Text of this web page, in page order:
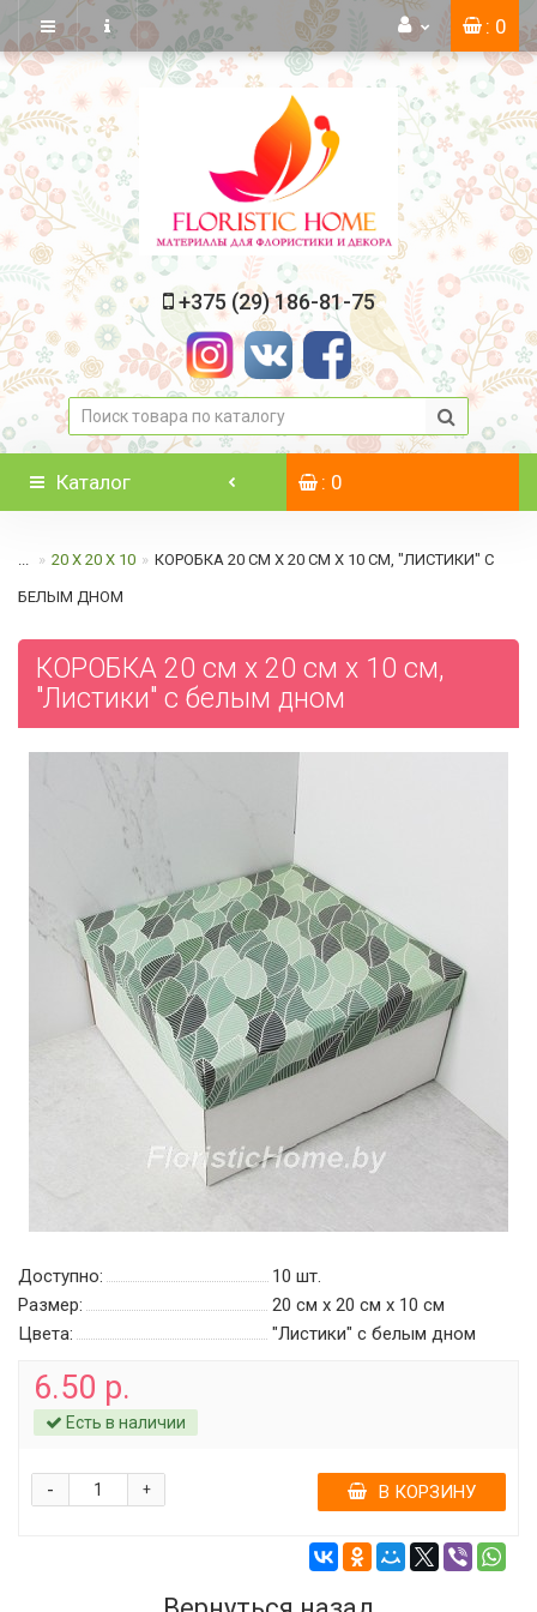
: 0
+375 (29) 186-81-75
Каталог : 0
... 20 Х 20 Х 10 КОРОБКА 20 СМ Х 20 СМ Х 10 СМ, "ЛИСТИКИ" C
БЕЛЫМ ДНОМ
КОРОБКА 20 см х 20 см х 10 см,
"Листики" c белым дном
Доступно: 10 шт.
Размер:
20 см х 20 см х 10 см
Цвета:
"Листики" c белым дном
6.50 р.
Есть в наличии
+
- В КОРЗИНУ